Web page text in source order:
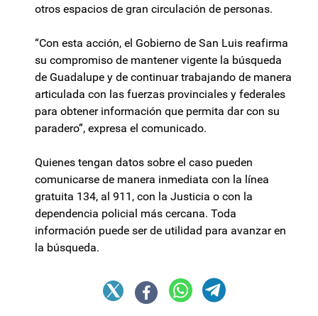
otros espacios de gran circulación de personas.
“Con esta acción, el Gobierno de San Luis reafirma
su compromiso de mantener vigente la búsqueda
de Guadalupe y de continuar trabajando de manera
articulada con las fuerzas provinciales y federales
para obtener información que permita dar con su
paradero”, expresa el comunicado.
Quienes tengan datos sobre el caso pueden
comunicarse de manera inmediata con la línea
gratuita 134, al 911, con la Justicia o con la
dependencia policial más cercana. Toda
información puede ser de utilidad para avanzar en
la búsqueda.